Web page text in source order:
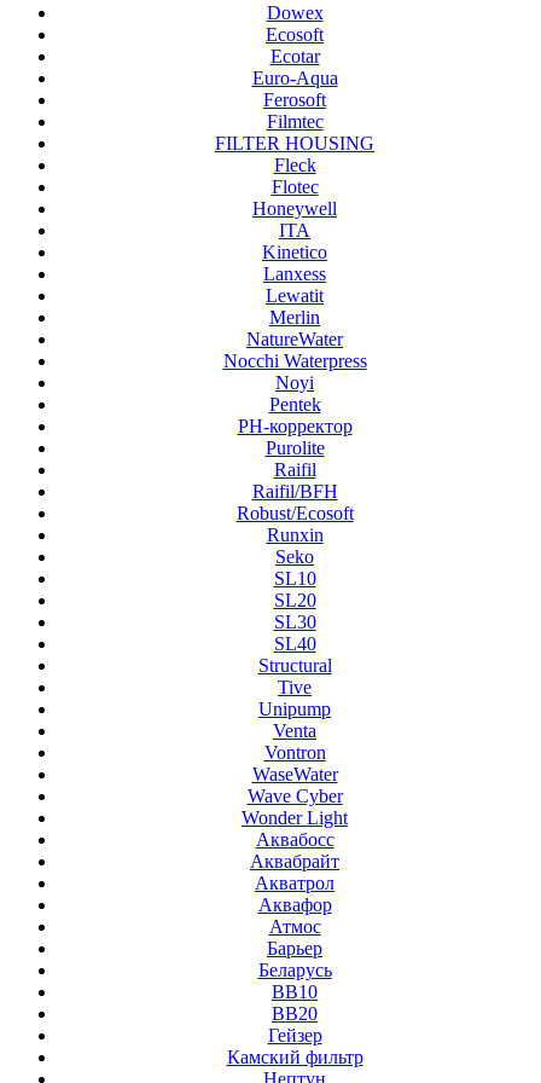
Dowex
Ecosoft
Ecotar
Euro-Aqua
Ferosoft
Filmtec
FILTER HOUSING
Fleck
Flotec
Honeywell
ITA
Kinetico
Lanxess
Lewatit
Merlin
NatureWater
Nocchi Waterpress
Noyi
Pentek
PH-корректор
Purolite
Raifil
Raifil/BFH
Robust/Ecosoft
Runxin
Seko
SL10
SL20
SL30
SL40
Structural
Tive
Unipump
Venta
Vontron
WaseWater
Wave Cyber
Wonder Light
Аквабосс
Аквабрайт
Акватрол
Аквафор
Атмос
Барьер
Беларусь
ВВ10
ВВ20
Гейзер
Камский фильтр